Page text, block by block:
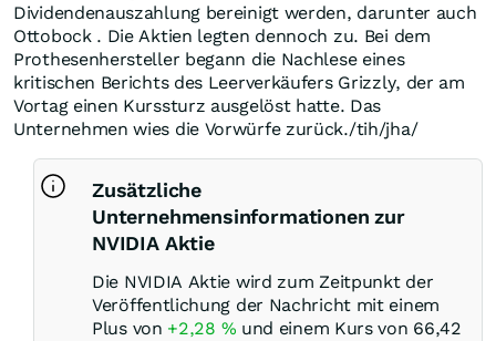
Dividendenauszahlung bereinigt werden, darunter auch
Ottobock . Die Aktien legten dennoch zu. Bei dem
Prothesenhersteller begann die Nachlese eines
kritischen Berichts des Leerverkäufers Grizzly, der am
Vortag einen Kurssturz ausgelöst hatte. Das
Unternehmen wies die Vorwürfe zurück./tih/jha/
Zusätzliche
Unternehmensinformationen zur
NVIDIA Aktie
Die NVIDIA Aktie wird zum Zeitpunkt der
Veröffentlichung der Nachricht mit einem
Plus von +2,28 % und einem Kurs von 66,42